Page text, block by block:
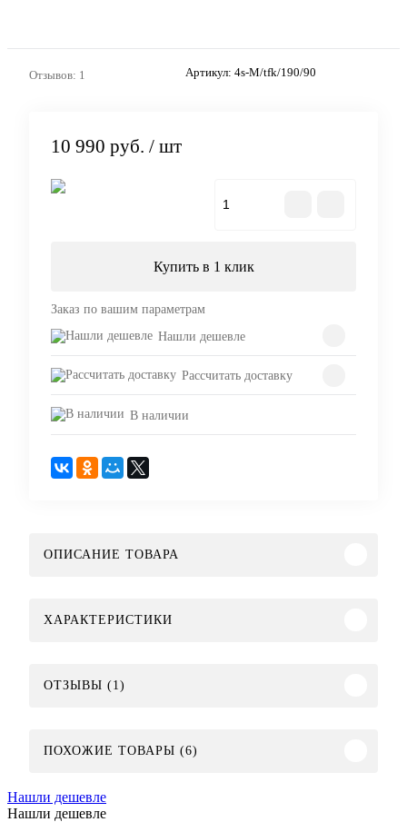
Отзывов: 1 Артикул: 4s-M/tfk/190/90
10 990 руб. / шт
Купить в 1 клик
Заказ по вашим параметрам
Нашли дешевле
Рассчитать доставку
В наличии
ОПИСАНИЕ ТОВАРА
ХАРАКТЕРИСТИКИ
ОТЗЫВЫ (1)
ПОХОЖИЕ ТОВАРЫ (6)
Нашли дешевле
Нашли дешевле